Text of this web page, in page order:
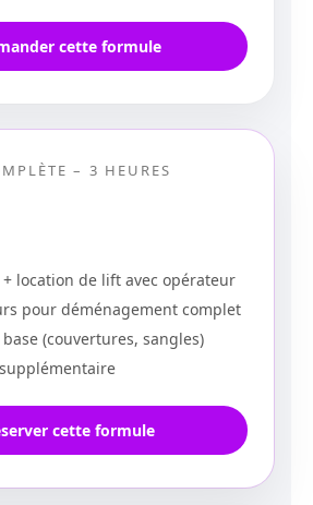
cette formule
– 3 HEURES
+ location de lift avec opérateur
pour déménagement complet
(couvertures, sangles)
cette formule